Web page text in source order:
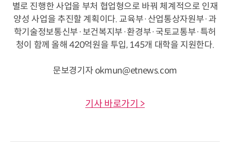
별로 진행한 사업을 부처 협업형으로 바꿔 체계적으로 인재
양성 사업을 추진할 계획이다. 교육부·산업통상자원부·과
학기술정보통신부·보건복지부·환경부·국토교통부·특허
청이 함께 올해 420억원을 투입, 145개 대학을 지원한다.
문보경기자 okmun@etnews.com
기사 바로가기 >